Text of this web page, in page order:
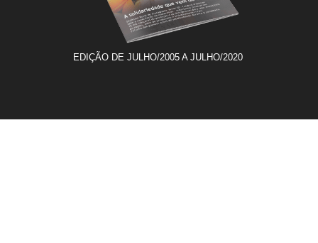
EDIÇÃO DE JULHO/2005 A JULHO/2020